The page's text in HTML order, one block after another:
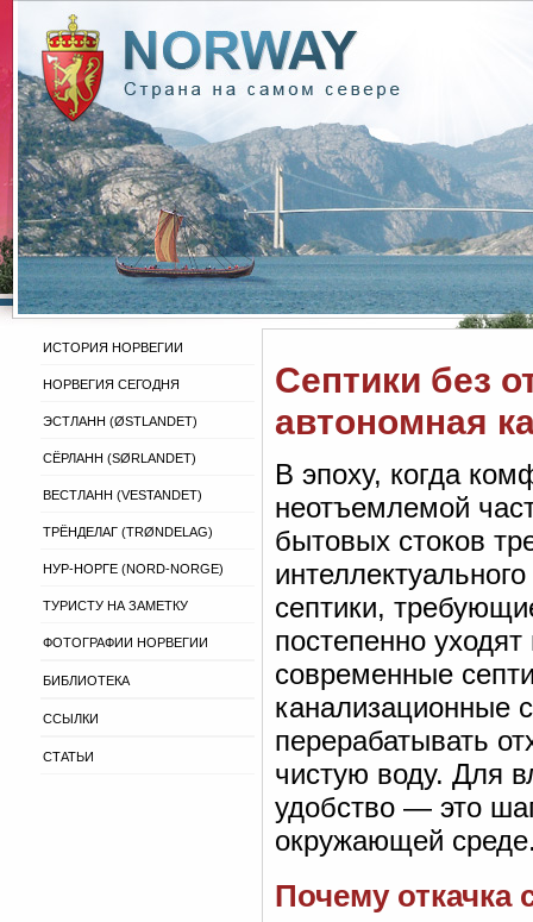
ИСТОРИЯ НОРВЕГИИ
НОРВЕГИЯ СЕГОДНЯ
ЭСТЛАНН (ØSTLANDET)
СЁРЛАНН (SØRLANDET)
ВЕСТЛАНН (VESTANDET)
ТРЁНДЕЛАГ (TRØNDELAG)
НУР-НОРГЕ (NORD-NORGE)
ТУРИСТУ НА ЗАМЕТКУ
ФОТОГРАФИИ НОРВЕГИИ
БИБЛИОТЕКА
ССЫЛКИ
СТАТЬИ
Септики без
автономная
В эпоху, когда
неотъемлемой
бытовых стоков
септики,
постепенно
современные
канализационные
перерабатывать
чистую воду. Для
удобство — это
окружающей
Почему откачка